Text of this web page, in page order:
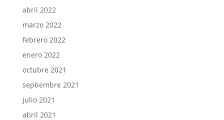
abril 2022
marzo 2022
febrero 2022
enero 2022
octubre 2021
septiembre 2021
julio 2021
abril 2021